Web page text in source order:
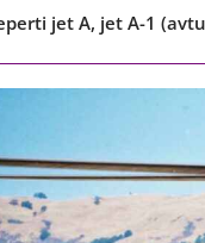
jet A, jet A-1